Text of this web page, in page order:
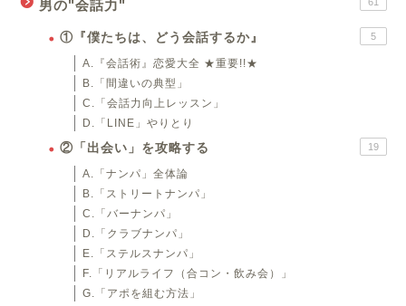
男の"会話力"
①『僕たちは、どう会話するか』 5
A.『会話術』恋愛大全 ★重要!!★
B.「間違いの典型」
C.「会話力向上レッスン」
D.「LINE」やりとり
②「出会い」を攻略する 19
A.「ナンパ」全体論
B.「ストリートナンパ」
C.「バーナンパ」
D.「クラブナンパ」
E.「ステルスナンパ」
F.「リアルライフ（合コン・飲み会）」
G.「アポを組む方法」